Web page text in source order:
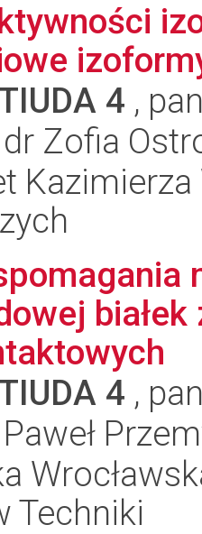
4 ,
Zofia
Kazimierza
4 ,
Techniki